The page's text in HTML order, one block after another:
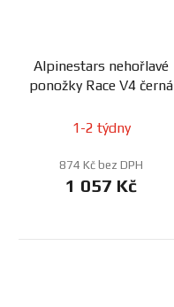
Alpinestars nehořlavé
ponožky Race V4 černá
1-2 týdny
874 Kč bez DPH
1 057 Kč